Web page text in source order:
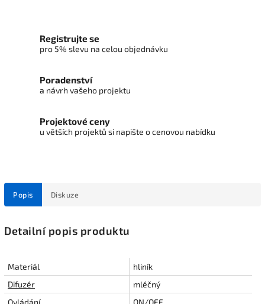
Registrujte se
pro 5% slevu na celou objednávku
Poradenství
a návrh vašeho projektu
Projektové ceny
u větších projektů si napište o cenovou nabídku
Popis Diskuze
Detailní popis produktu
Materiál
hliník
Difuzér
mléčný
Ovládání
ON/OFF